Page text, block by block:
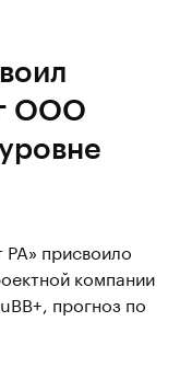
ООО
РА» присвоило
компании
прогноз по